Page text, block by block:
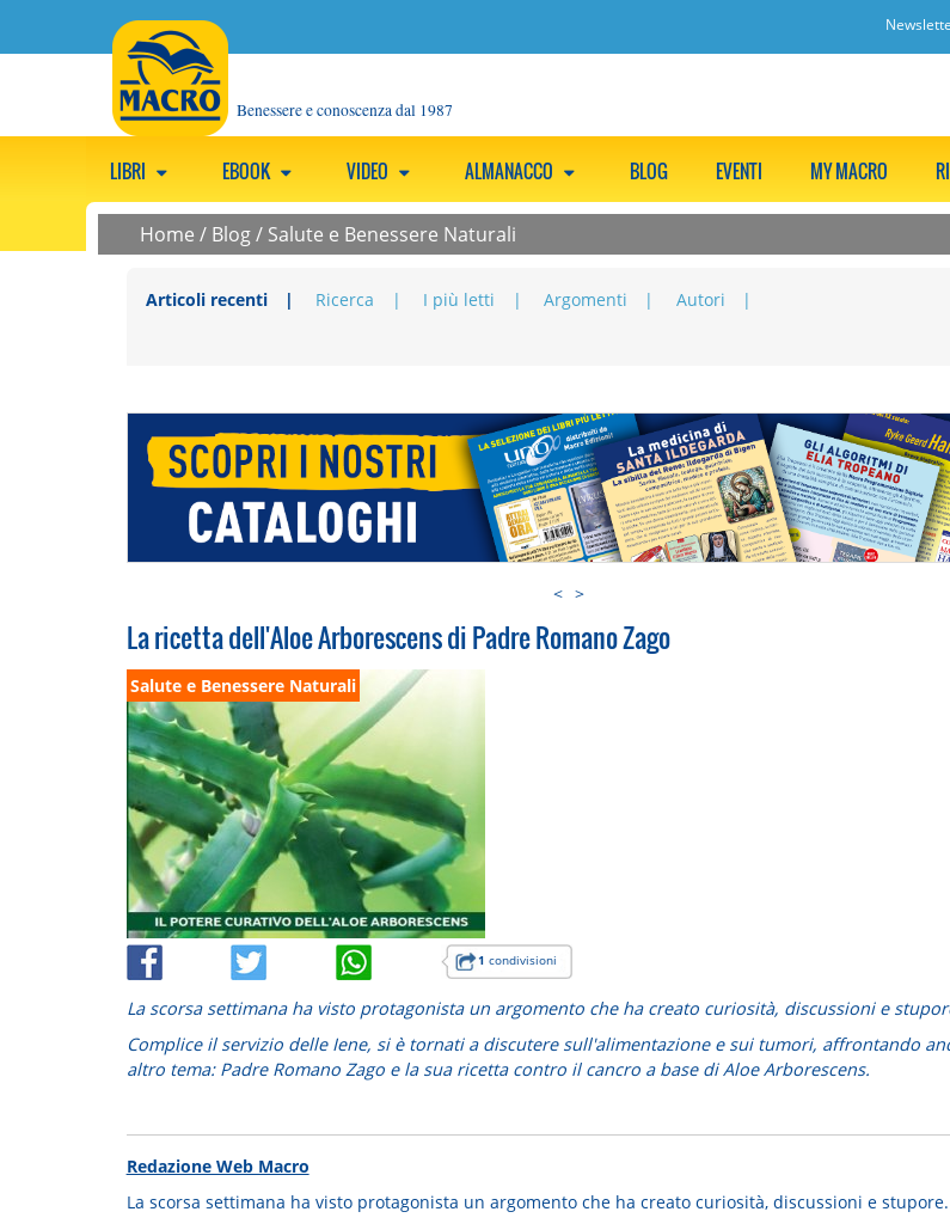
Benessere e conoscenza dal 1987
LIBRI EBOOK VIDEO ALMANACCO BLOG EVENTI MY MACRO
Home / Blog/ Salute e Benessere Naturali
Articoli recenti Ricerca I più letti Argomenti Autori
< >
La ricetta dell'Aloe Arborescens di Padre Romano Zago
Salute e Benessere Naturali
1 condivisioni
La scorsa settimana ha visto protagonista un argomento che ha creato curiosità, discussioni e
Complice il servizio delle Iene, si è tornati a discutere sull'alimentazione e sui tumori, affrontando
altro tema: Padre Romano Zago e la sua ricetta contro il cancro a base di Aloe Arborescens.
Redazione Web Macro
La scorsa settimana ha visto protagonista un argomento che ha creato curiosità, discussioni e stupore.